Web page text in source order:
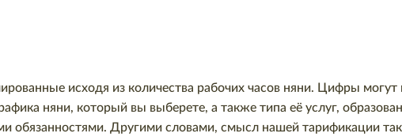
исходя из количества рабочих часов няни. Цифры могут
няни, который вы выберете, а также типа её услуг,
обязанностями. Другими словами, смысл нашей тарификации